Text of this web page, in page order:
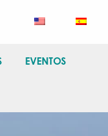
EVENTOS